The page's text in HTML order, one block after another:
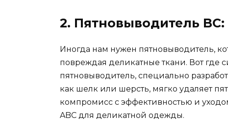
2. Пятновыводитель
Иногда нам нужен пятновыводитель,
повреждая деликатные ткани. Вот где
пятновыводитель, специально
как шелк или шерсть, мягко удаляет
компромисс с эффективностью и
ABC для деликатной одежды.